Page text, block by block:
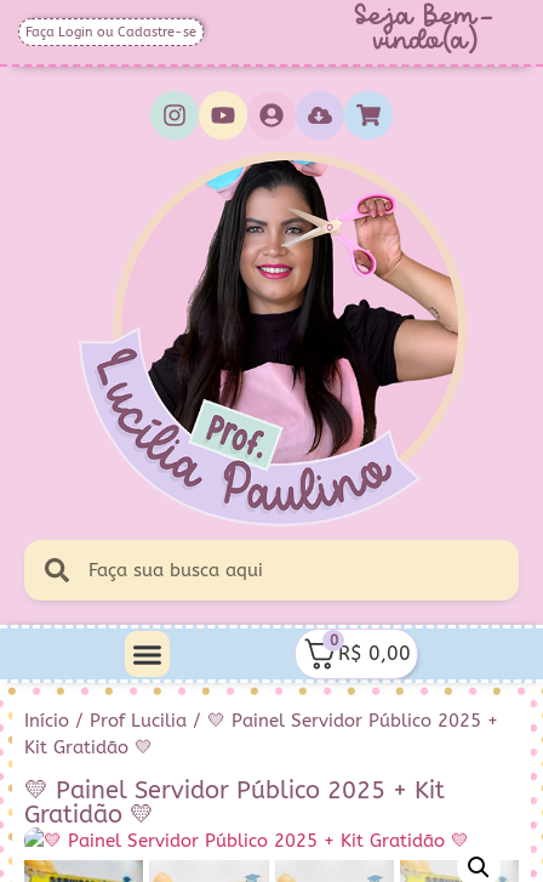
Faça Login ou Cadastre-se Seja Bem-
vindo(a)
0
R$ 0,00
Início / Prof Lucilia / 💛 Painel Servidor Público 2025 +
Kit Gratidão 💛
💛 Painel Servidor Público 2025 + Kit
Gratidão 💛